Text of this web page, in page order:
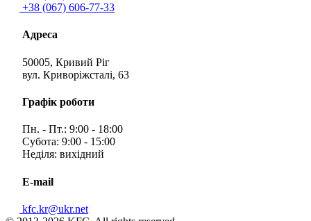
+38 (067) 606-77-33
Адреса
50005, Кривий Ріг
вул. Криворіжсталі, 63
Графік роботи
Пн. - Пт.: 9:00 - 18:00
Субота: 9:00 - 15:00
Неділя: вихідний
E-mail
kfc.kr@ukr.net